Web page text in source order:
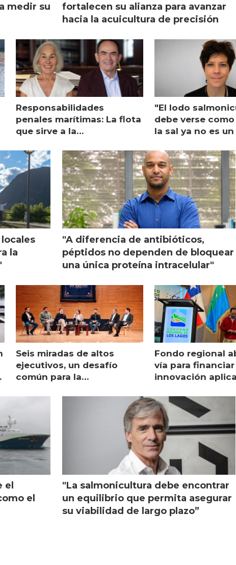
medir su
fortalecen su alianza para avanzar
hacia la acuicultura de precisión
Responsabilidades
penales marítimas: La flota
que sirve a la
visión
"El lodo
debe verse
la sal ya no es
la
"A diferencia de antibióticos,
péptidos no dependen de bloquear
una única proteína intracelular"
Seis miradas de altos
ejecutivos, un desafío
común para la
Fondo regional
vía para financiar
innovación
el
el
"La salmonicultura debe encontrar
un equilibrio que permita asegurar
su viabilidad de largo plazo”